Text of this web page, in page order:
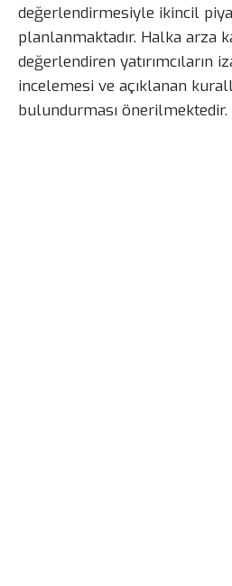
değerlendirmesiyle ikincil
planlanmaktadır. Halka arza
değerlendiren yatırımcıların
incelemesi ve açıklanan
bulundurması önerilmektedir.